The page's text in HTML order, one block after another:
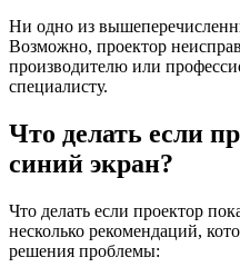
Ни одно из
Возможно, проектор
производителю или
специалисту.
Что делать если
синий экран?
Что делать если проектор
несколько рекомендаций,
решения проблемы: